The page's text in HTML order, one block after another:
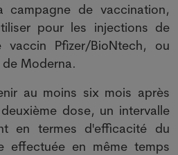
campagne de vaccination,
pour les injections de
Pfizer/BioNtech, ou
Moderna.
au moins six mois après
dose, un intervalle
en termes d'efficacité du
effectuée en même temps